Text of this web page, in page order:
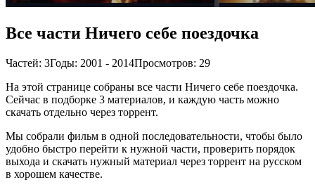
Все части Ничего себе поездочка
Частей: 3Годы: 2001 - 2014Просмотров: 29
На этой странице собраны все части Ничего себе поездочка.
Сейчас в подборке 3 материалов, и каждую часть можно
скачать отдельно через торрент.
Мы собрали фильм в одной последовательности, чтобы было
удобно быстро перейти к нужной части, проверить порядок
выхода и скачать нужный материал через торрент на русском
в хорошем качестве.